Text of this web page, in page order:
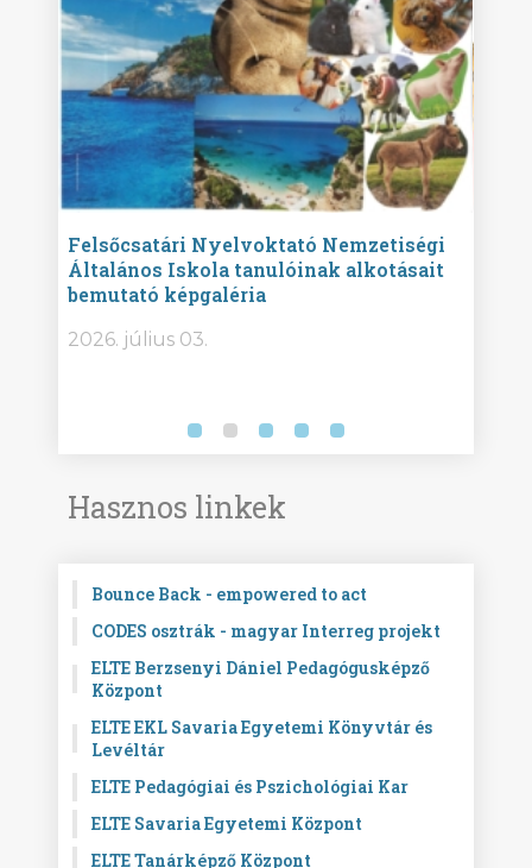
Felsőcsatári Nyelvoktató Nemzetiségi
Általános Iskola tanulóinak alkotásait
bemutató képgaléria
2026. július 03.
Hasznos linkek
Bounce Back - empowered to act
CODES osztrák - magyar Interreg projekt
ELTE Berzsenyi Dániel Pedagógusképző
Központ
ELTE EKL Savaria Egyetemi Könyvtár és
Levéltár
ELTE Pedagógiai és Pszichológiai Kar
ELTE Savaria Egyetemi Központ
ELTE Tanárképző Központ